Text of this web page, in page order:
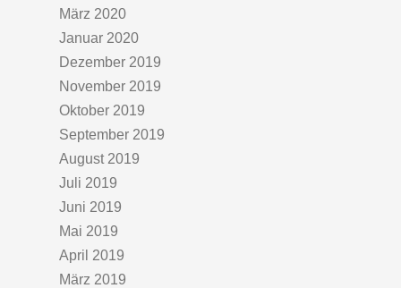
März 2020
Januar 2020
Dezember 2019
November 2019
Oktober 2019
September 2019
August 2019
Juli 2019
Juni 2019
Mai 2019
April 2019
März 2019